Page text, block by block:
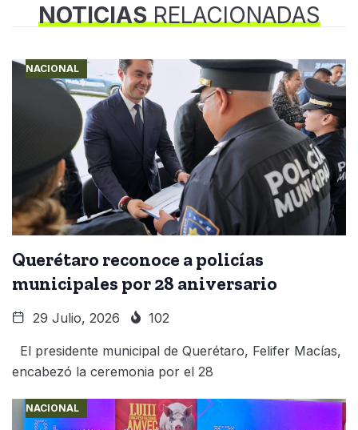
NOTICIASRELACIONADAS
NACIONAL
Querétaro reconoce a policías
municipales por 28 aniversario
29 Julio, 2026 102
El presidente municipal de Querétaro, Felifer Macías,
encabezó la ceremonia por el 28
NACIONAL